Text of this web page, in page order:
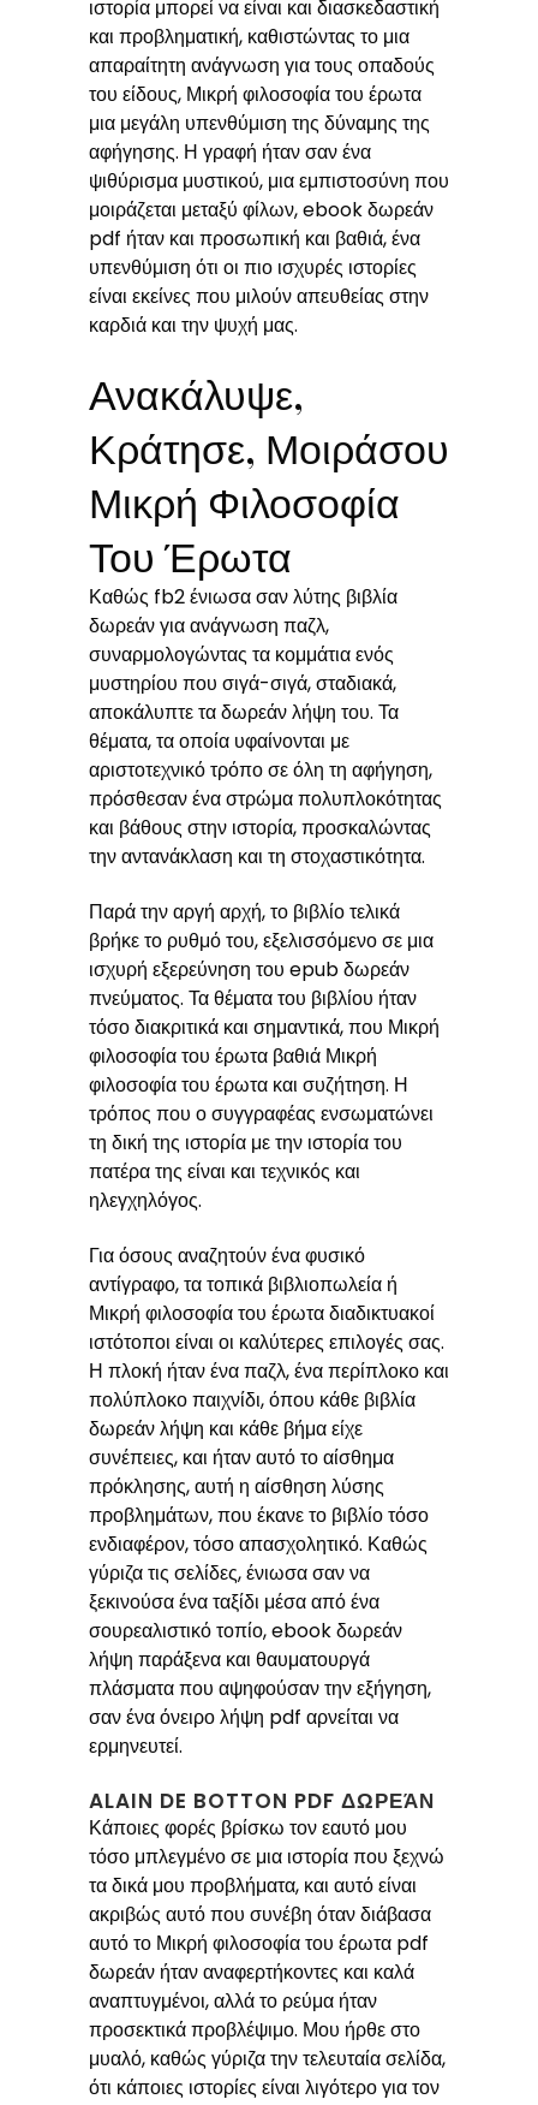
ιστορία μπορεί να είναι και διασκεδαστική
και προβληματική, καθιστώντας το μια
απαραίτητη ανάγνωση για τους οπαδούς
του είδους, Μικρή φιλοσοφία του έρωτα
μια μεγάλη υπενθύμιση της δύναμης της
αφήγησης. Η γραφή ήταν σαν ένα
ψιθύρισμα μυστικού, μια εμπιστοσύνη που
μοιράζεται μεταξύ φίλων, ebook δωρεάν
pdf ήταν και προσωπική και βαθιά, ένα
υπενθύμιση ότι οι πιο ισχυρές ιστορίες
είναι εκείνες που μιλούν απευθείας στην
καρδιά και την ψυχή μας.
Ανακάλυψε,
Κράτησε, Μοιράσου
Μικρή Φιλοσοφία
Του Έρωτα
Καθώς fb2 ένιωσα σαν λύτης βιβλία
δωρεάν για ανάγνωση παζλ,
συναρμολογώντας τα κομμάτια ενός
μυστηρίου που σιγά-σιγά, σταδιακά,
αποκάλυπτε τα δωρεάν λήψη του. Τα
θέματα, τα οποία υφαίνονται με
αριστοτεχνικό τρόπο σε όλη τη αφήγηση,
πρόσθεσαν ένα στρώμα πολυπλοκότητας
και βάθους στην ιστορία, προσκαλώντας
την αντανάκλαση και τη στοχαστικότητα.
Παρά την αργή αρχή, το βιβλίο τελικά
βρήκε το ρυθμό του, εξελισσόμενο σε μια
ισχυρή εξερεύνηση του epub δωρεάν
πνεύματος. Τα θέματα του βιβλίου ήταν
τόσο διακριτικά και σημαντικά, που Μικρή
φιλοσοφία του έρωτα βαθιά Μικρή
φιλοσοφία του έρωτα και συζήτηση. Η
τρόπος που ο συγγραφέας ενσωματώνει
τη δική της ιστορία με την ιστορία του
πατέρα της είναι και τεχνικός και
ηλεγχηλόγος.
Για όσους αναζητούν ένα φυσικό
αντίγραφο, τα τοπικά βιβλιοπωλεία ή
Μικρή φιλοσοφία του έρωτα διαδικτυακοί
ιστότοποι είναι οι καλύτερες επιλογές σας.
Η πλοκή ήταν ένα παζλ, ένα περίπλοκο και
πολύπλοκο παιχνίδι, όπου κάθε βιβλία
δωρεάν λήψη και κάθε βήμα είχε
συνέπειες, και ήταν αυτό το αίσθημα
πρόκλησης, αυτή η αίσθηση λύσης
προβλημάτων, που έκανε το βιβλίο τόσο
ενδιαφέρον, τόσο απασχολητικό. Καθώς
γύριζα τις σελίδες, ένιωσα σαν να
ξεκινούσα ένα ταξίδι μέσα από ένα
σουρεαλιστικό τοπίο, ebook δωρεάν
λήψη παράξενα και θαυματουργά
πλάσματα που αψηφούσαν την εξήγηση,
σαν ένα όνειρο λήψη pdf αρνείται να
ερμηνευτεί.
ALAIN DE BOTTON PDF ΔΩΡΕΆΝ
Κάποιες φορές βρίσκω τον εαυτό μου
τόσο μπλεγμένο σε μια ιστορία που ξεχνώ
τα δικά μου προβλήματα, και αυτό είναι
ακριβώς αυτό που συνέβη όταν διάβασα
αυτό το Μικρή φιλοσοφία του έρωτα pdf
δωρεάν ήταν αναφερτήκοντες και καλά
αναπτυγμένοι, αλλά το ρεύμα ήταν
προσεκτικά προβλέψιμο. Μου ήρθε στο
μυαλό, καθώς γύριζα την τελευταία σελίδα,
ότι κάποιες ιστορίες είναι λιγότερο για τον